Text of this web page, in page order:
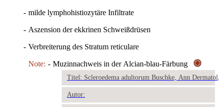
- milde lymphohistiozytäre Infiltrate
- Aszension der ekkrinen Schweißdrüsen
- Verbreiterung des Stratum reticulare
Note: - Muzinnachweis in der Alcian-blau-Färbung
Titel: Scleroedema adultorum Buschke, Ann
Autor: